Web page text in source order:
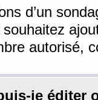
d’un
autorisé,
je éditer